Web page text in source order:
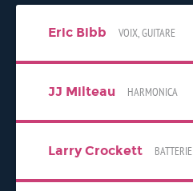
Eric Bibb VOIX, GUITARE
JJ Milteau HARMONICA
Larry Crockett BATTERIE